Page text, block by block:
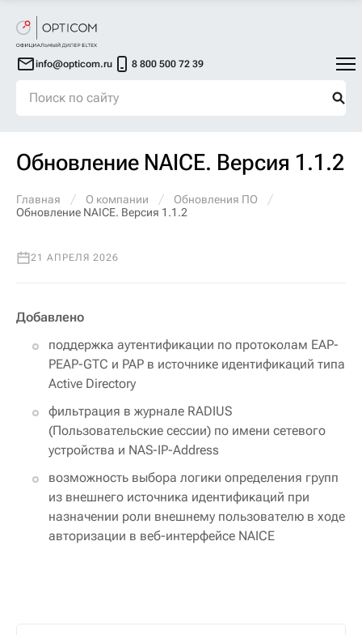
info@opticom.ru 8 800 500 72 39
Обновление NAICE. Версия 1.1.2
Главная О компании
Обновления ПО
Обновление NAICE. Версия 1.1.2
21 АПРЕЛЯ 2026
Добавлено
поддержка аутентификации по протоколам EAP-
PEAP-GTC и PAP в источнике идентификаций типа
Active Directory
фильтрация в журнале RADIUS
(Пользовательские сессии) по имени сетевого
устройства и NAS-IP-Address
возможность выбора логики определения групп
из внешнего источника идентификаций при
назначении роли внешнему пользователю в ходе
авторизации в веб-интерфейсе NAICE